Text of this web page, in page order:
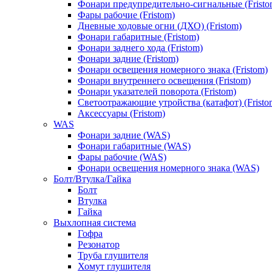
Фонари предупредительно-сигнальные
Фары рабочие (Fristom)
Дневные ходовые огни (ДХО) (Fristom)
Фонари габаритные (Fristom)
Фонари заднего хода (Fristom)
Фонари задние (Fristom)
Фонари освещения номерного знака (Fristom)
Фонари внутреннего освещения (Fristom)
Фонари указателей поворота (Fristom)
Светоотражающие утройства (катафот)
Аксессуары (Fristom)
WAS
Фонари задние (WAS)
Фонари габаритные (WAS)
Фары рабочие (WAS)
Фонари освещения номерного знака (WAS)
Болт/Втулка/Гайка
Болт
Втулка
Гайка
Выхлопная система
Гофра
Резонатор
Труба глушителя
Хомут глушителя